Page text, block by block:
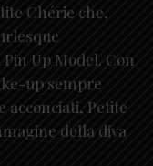
Chérie che,
Up Model. Con
up sempre
acconciati, Petite
della diva